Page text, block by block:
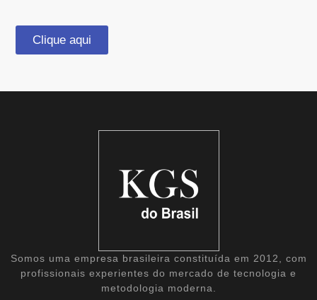
Clique aqui
Somos uma empresa brasileira constituída em 2012, com
profissionais experientes do mercado de tecnologia e
metodologia moderna.